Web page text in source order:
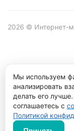
2026 © Интернет-
Продвижение
Мы используем
анализировать
делать его
соглашаетесь с
Политикой